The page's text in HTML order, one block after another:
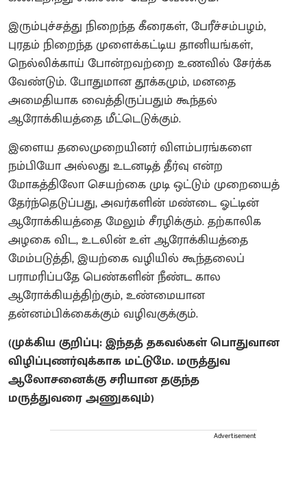
இரும்புச்சத்து நிறைந்த கீரைகள், பேரீச்சம்பழம்,
புரதம் நிறைந்த முளைக்கட்டிய தானியங்கள்,
நெல்லிக்காய் போன்றவற்றை உணவில் சேர்க்க
வேண்டும். போதுமான தூக்கமும், மனதை
அமைதியாக வைத்திருப்பதும் கூந்தல்
ஆரோக்கியத்தை மீட்டெடுக்கும்.
​இளைய தலைமுறையினர் விளம்பரங்களை
நம்பியோ அல்லது உடனடித் தீர்வு என்ற
மோகத்திலோ செயற்கை முடி ஒட்டும் முறையைத்
தேர்ந்தெடுப்பது, அவர்களின் மண்டை ஓட்டின்
ஆரோக்கியத்தை மேலும் சீரழிக்கும். தற்காலிக
அழகை விட, உடலின் உள் ஆரோக்கியத்தை
மேம்படுத்தி, இயற்கை வழியில் கூந்தலைப்
பராமரிப்பதே பெண்களின் நீண்ட கால
ஆரோக்கியத்திற்கும், உண்மையான
தன்னம்பிக்கைக்கும் வழிவகுக்கும்.
(முக்கிய குறிப்பு: இந்தத் தகவல்கள் பொதுவான
விழிப்புணர்வுக்காக மட்டுமே. மருத்துவ
ஆலோசனைக்கு சரியான தகுந்த
மருத்துவரை அணுகவும்)
Advertisement